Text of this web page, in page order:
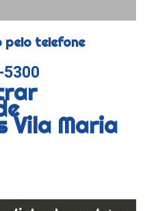
pelo telefone
Vila Maria